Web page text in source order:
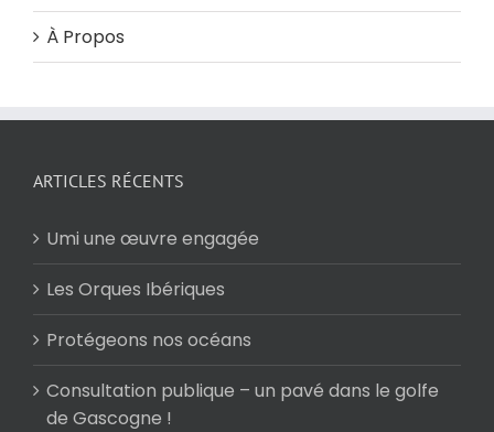
À Propos
ARTICLES RÉCENTS
Umi une œuvre engagée
Les Orques Ibériques
Protégeons nos océans
Consultation publique – un pavé dans le golfe
de Gascogne !